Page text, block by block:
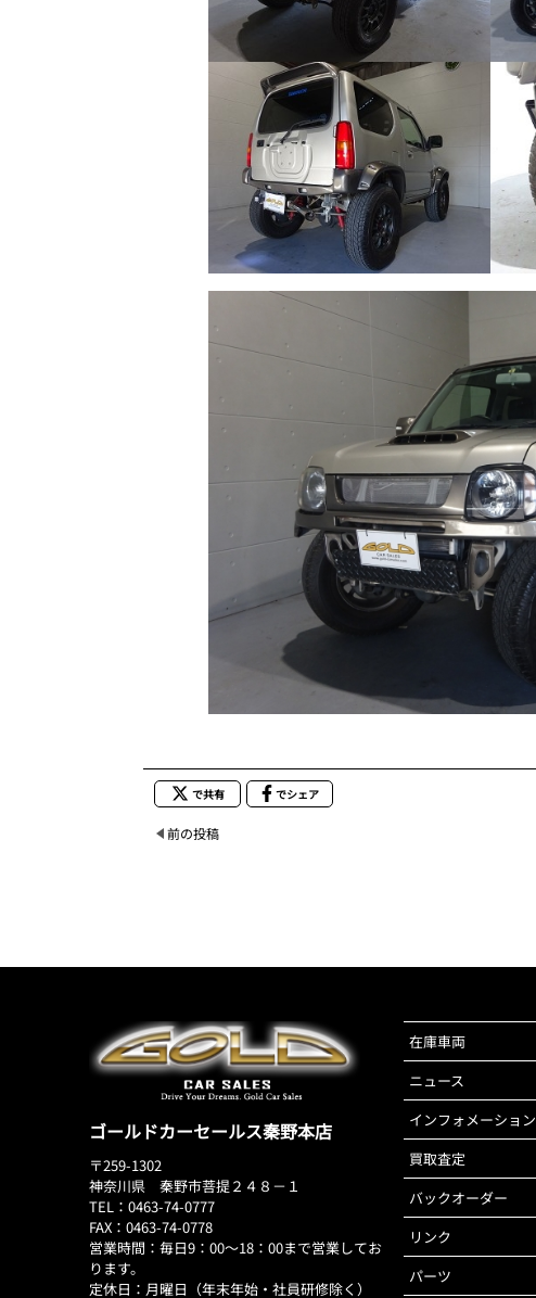
で共有 でシェア
前の投稿
ゴールドカーセールス秦野本店
〒259-1302
神奈川県 秦野市菩提２４８－１
TEL：0463-74-0777
FAX：0463-74-0778
営業時間：毎日9：00～18：00まで営業してお
ります。
定休日：月曜日（年末年始・社員研修除く）
在庫車両
ニュース
インフォメーション
買取査定
バックオーダー
リンク
パーツ